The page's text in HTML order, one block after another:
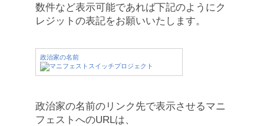
数件など表示可能であれば下記のようにク
レジットの表記をお願いいたします。
政治家の名前
政治家の名前のリンク先で表示させるマニ
フェストへのURLは、